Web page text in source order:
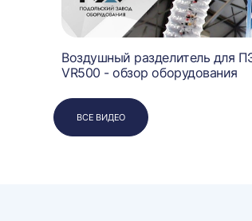
Воздушный разделитель для
VR500 - обзор оборудования
ВСЕ ВИДЕО